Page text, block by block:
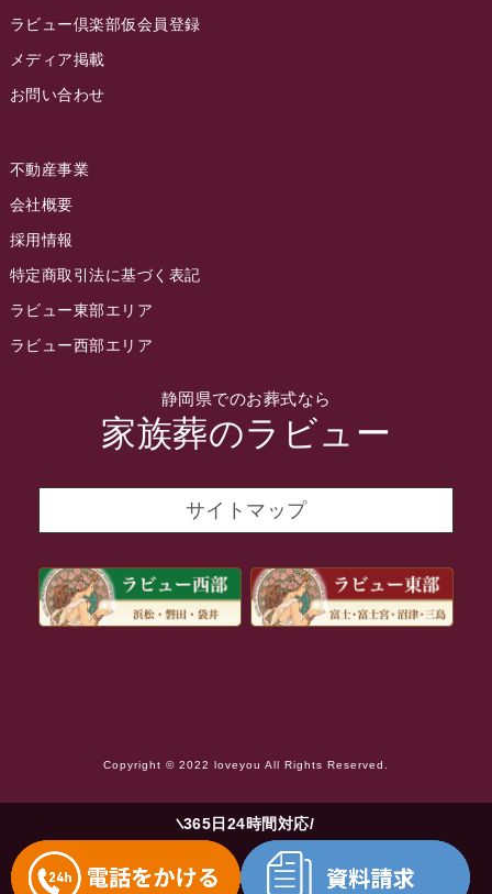
2022年9月
2022年8月
2022年7月
2022年5月
2022年4月
2021年9月
2021年8月
2021年7月
2021年6月
2021年1月
2020年12月
2020年11月
静岡県でのお葬式なら
家族葬のラビュー
サイトマップ
ラビュー倶楽部仮会員登録
メディア掲載
お問い合わせ
不動産事業
会社概要
採用情報
特定商取引法に基づく表記
ラビュー東部エリア
ラビュー西部エリア
Copyright © 2022 loveyou All Rights Reserved.
365日24時間対応